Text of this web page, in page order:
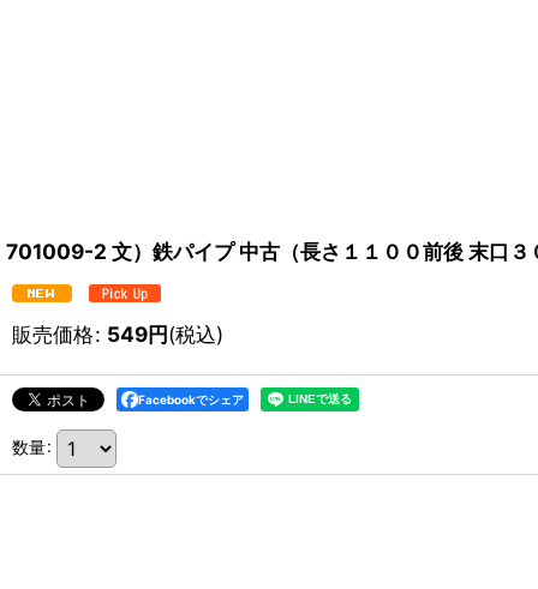
701009-2 文）鉄パイプ 中古（長さ１１００前後 末口
販売価格: 549円(税込)
Facebookでシェア
数量: